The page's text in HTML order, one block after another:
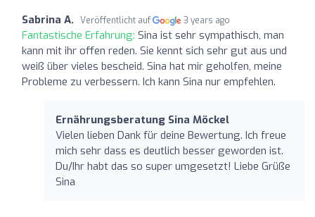
Sabrina A. Veröffentlicht auf 3 years ago
Fantastische Erfahrung: Sina ist sehr sympathisch, man
kann mit ihr offen reden. Sie kennt sich sehr gut aus und
weiß über vieles bescheid. Sina hat mir geholfen, meine
Probleme zu verbessern. Ich kann Sina nur empfehlen.
Ernährungsberatung Sina Möckel
Vielen lieben Dank für deine Bewertung. Ich freue
mich sehr dass es deutlich besser geworden ist.
Du/Ihr habt das so super umgesetzt! Liebe Grüße
Sina